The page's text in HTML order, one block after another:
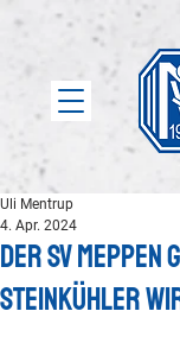
Der SV
Steinkühler
Uli Mentrup
4. Apr. 2024